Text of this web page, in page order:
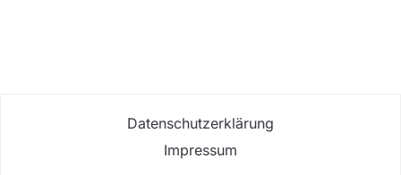
Datenschutzerklärung
Impressum